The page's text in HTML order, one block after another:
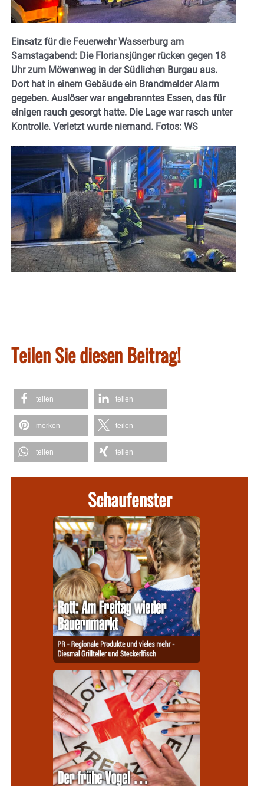
Einsatz für die Feuerwehr Wasserburg am
Samstagabend: Die Floriansjünger rücken gegen 18
Uhr zum Möwenweg in der Südlichen Burgau aus.
Dort hat in einem Gebäude ein Brandmelder Alarm
gegeben. Auslöser war angebranntes Essen, das für
einigen rauch gesorgt hatte. Die Lage war rasch unter
Kontrolle. Verletzt wurde niemand. Fotos: WS
Teilen Sie diesen Beitrag!
teilen teilen
merken teilen
teilen teilen
Schaufenster